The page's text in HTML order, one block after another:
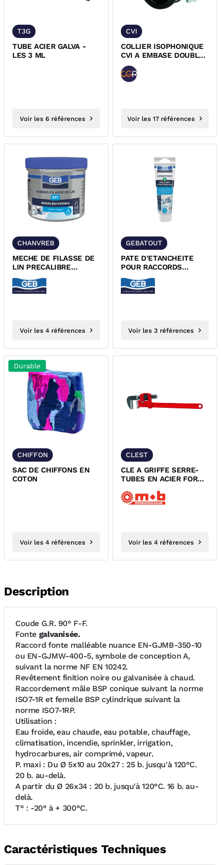
T3G
TUBE ACIER GALVA -
LES 3 ML
Voir les 6 références
CVI
COLLIER ISOPHONIQUE
CVI A EMBASE DOUBLE
M8/M10
Voir les 17 références
CHANVREB
MECHE DE FILASSE DE
LIN PRECALIBRE
CHANVREB
Voir les 4 références
GEBATOUT
PATE D'ETANCHEITE
POUR RACCORDS
FILETES METALLIQUES
GEBATOUT
Voir les 3 références
Durable
CHIFFON
SAC DE CHIFFONS EN
COTON
Voir les 4 références
CLEST
CLE A GRIFFE SERRE-
TUBES EN ACIER FORGE
Voir les 4 références
Description
Coude G.R. 90° F-F.
Fonte galvanisée.
Raccord fonte malléable nuance EN-GJMB-350-10
ou EN-GJMW-400-5, symbole de conception A,
suivant la norme NF EN 10242.
Revêtement finition noire ou galvanisée à chaud.
Raccordement mâle BSP conique suivant la norme
ISO7-1R et femelle BSP cylindrique suivant la
norme ISO7-1RP.
Utilisation :
Eau froide, eau chaude, eau potable, chauffage,
climatisation, incendie, sprinkler, irrigation,
hydrocarbures, air comprimé, vapeur.
P. maxi : Du Ø 5x10 au 20x27 : 25 b. jusqu'à 120°C.
20 b. au-delà.
A partir du Ø 26x34 : 20 b. jusqu'à 120°C. 16 b. au-
delà.
T° : -20° à + 300°C.
Caractéristiques Techniques